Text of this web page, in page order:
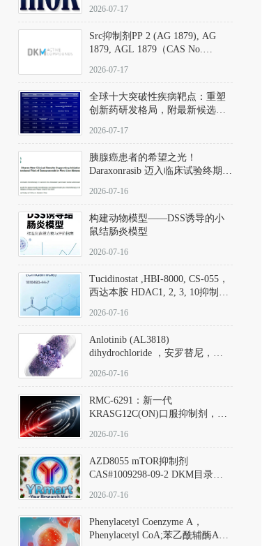
140 nM和300 nM；在众多丝氨酸/
中，其靶向ROCK的选择性超过
200倍，凸显出优异的分子特异
2026-07-17
Src抑制剂PP 2 (AG 1879), AG
1879, AGL 1879（CAS No.
应用指南
2026-07-17
全球十大突破性疾病靶点：重塑
创新药研发格局，附最新候选分
2026-07-17
胰腺癌患者的希望之光！
Daraxonrasib 迈入临床试验终期阶
2026-07-16
构建动物模型——DSS诱导的小
鼠结肠炎模型
2026-07-16
Tucidinostat ,HBI-8000, CS-055，
西达本胺 HDAC1, 2, 3, 10抑制剂
D808567) - DKM活性分子
2026-07-16
Anlotinib (AL3818)
dihydrochloride ，安罗替尼，
Hydrochloride实验方法步骤SOP
2026-07-16
RMC-6291：新一代
KRASG12C(ON)口服抑制剂，
(Elironrasib)CAS#2641998-63-0
2026-07-16
AZD8055 mTOR抑制剂
CAS#1009298-09-2 DKM目录号
激酶抑制剂的深度剖析
2026-07-16
Phenylacetyl Coenzyme A，
Phenylacetyl CoA;苯乙酰辅酶A